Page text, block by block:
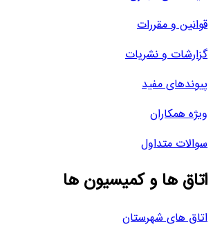
قوانین و مقررات
گزارشات و نشریات
پیوندهای مفید
ویژه همکاران
سوالات متداول
اتاق ها و کمیسیون ها
اتاق های شهرستان